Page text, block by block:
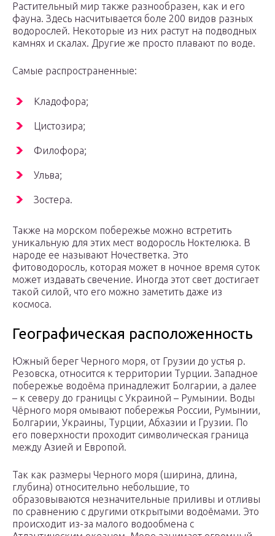
Растительный мир также разнообразен, как и его
фауна. Здесь насчитывается боле 200 видов разных
водорослей. Некоторые из них растут на подводных
камнях и скалах. Другие же просто плавают по воде.
Самые распространенные:
Кладофора;
Цистозира;
Филофора;
Ульва;
Зостера.
Также на морском побережье можно встретить
уникальную для этих мест водоросль Ноктелюка. В
народе ее называют Ночестветка. Это
фитоводоросль, которая может в ночное время суток
может издавать свечение. Иногда этот свет достигает
такой силой, что его можно заметить даже из
космоса.
Географическая расположенность
Южный берег Черного моря, от Грузии до устья р.
Резовска, относится к территории Турции. Западное
побережье водоёма принадлежит Болгарии, а далее
– к северу до границы с Украиной – Румынии. Воды
Чёрного моря омывают побережья России, Румынии,
Болгарии, Украины, Турции, Абхазии и Грузии. По
его поверхности проходит символическая граница
между Азией и Европой.
Так как размеры Черного моря (ширина, длина,
глубина) относительно небольшие, то
образовываются незначительные приливы и отливы
по сравнению с другими открытыми водоёмами. Это
происходит из-за малого водообмена с